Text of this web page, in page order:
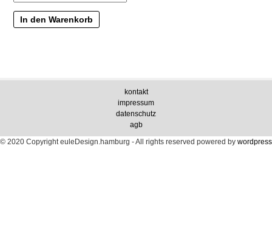
In den Warenkorb
kontakt
impressum
datenschutz
agb
© 2020 Copyright euleDesign.hamburg - All rights reserved powered by wordpress